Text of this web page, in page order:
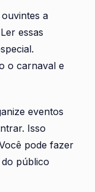
a
essas
o carnaval e
eventos
Isso
pode fazer
público